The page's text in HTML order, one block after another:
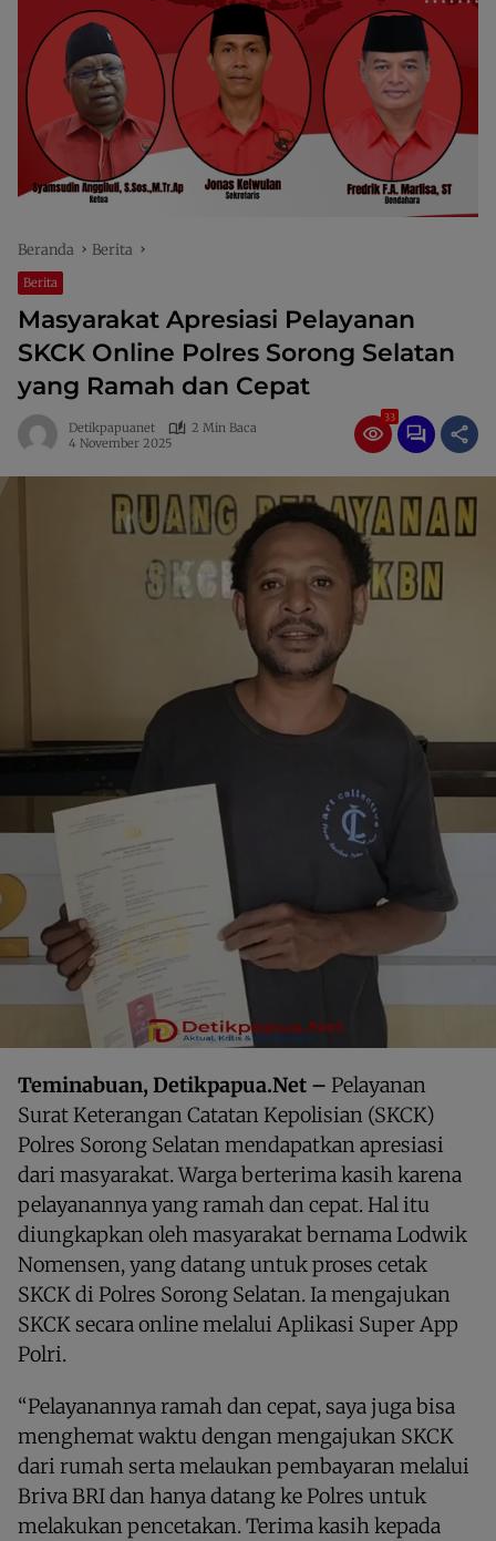
Beranda Berita
Berita
Masyarakat Apresiasi Pelayanan
SKCK Online Polres Sorong Selatan
yang Ramah dan Cepat
Detikpapuanet
2 Min Baca
4 November 2025
33
Teminabuan, Detikpapua.Net – Pelayanan
Surat Keterangan Catatan Kepolisian (SKCK)
Polres Sorong Selatan mendapatkan apresiasi
dari masyarakat. Warga berterima kasih karena
pelayanannya yang ramah dan cepat. Hal itu
diungkapkan oleh masyarakat bernama Lodwik
Nomensen, yang datang untuk proses cetak
SKCK di Polres Sorong Selatan. Ia mengajukan
SKCK secara online melalui Aplikasi Super App
Polri.
“Pelayanannya ramah dan cepat, saya juga bisa
menghemat waktu dengan mengajukan SKCK
dari rumah serta melaukan pembayaran melalui
Briva BRI dan hanya datang ke Polres untuk
melakukan pencetakan. Terima kasih kepada